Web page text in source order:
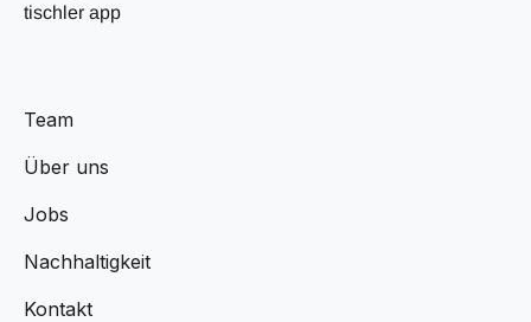
tischler app
Team
Über uns
Jobs
Nachhaltigkeit
Kontakt